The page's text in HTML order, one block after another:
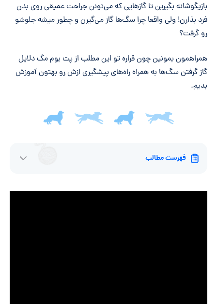
بازیگوشانه بگیرین تا گازهایی که می‌تونن جراحت عمیقی روی بدن
فرد بذارن! ولی واقعا چرا سگ‌ها گاز می‌گیرن و چطور میشه جلوشو
رو گرفت؟
همراهمون بمونین چون قراره تو این مطلب از پت بوم مگ دلایل
گاز گرفتن سگ‌ها به همراه راه‌های پیشگیری ازش رو بهتون آموزش
بدیم.
فهرست مطالب